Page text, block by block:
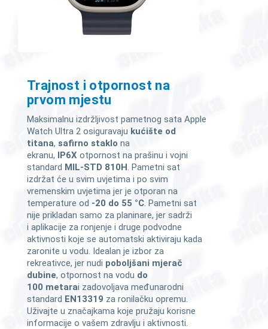
Trajnost i otpornost na
prvom mjestu
Maksimalnu izdržljivost pametnog sata Apple
Watch Ultra 2 osiguravaju kućište od
titana, safirno staklo na
ekranu, IP6X otpornost na prašinu i vojni
standard MIL-STD 810H. Pametni sat
izdržat će u svim uvjetima i po svim
vremenskim uvjetima jer je otporan na
temperature od -20 do 55 °C. Pametni sat
nije prikladan samo za planinare, jer sadrži
i aplikacije za ronjenje i druge podvodne
aktivnosti koje se automatski aktiviraju kada
zaronite u vodu. Idealan je izbor za
rekreativce, jer nudi poboljšani mjerač
dubine, otpornost na vodu do
100 metarai zadovoljava međunarodni
standard EN13319 za ronilačku opremu.
Uživajte u značajkama koje pružaju korisne
informacije o vašem zdravlju i aktivnosti.